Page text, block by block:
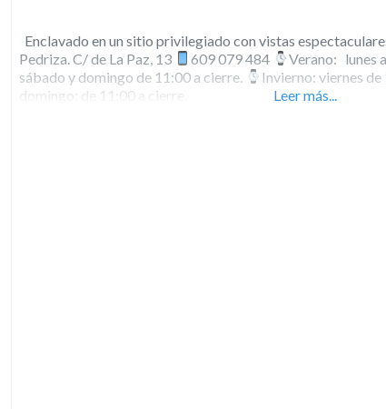
Enclavado en un sitio privilegiado con vistas
Pedriza. C/ de La Paz, 13
609 079 484
Verano: lunes
sábado y domingo de 11:00 a cierre.
Invierno: viernes
domingo: de 11:00 a cierre.
Leer más...